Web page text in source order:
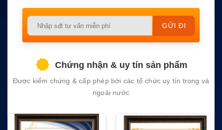
Please
empty.
Chứng nhận & uy tín sản phẩm
Được kiểm chứng & cấp phép bởi các tổ chức uy tín trong và
ngoài nước